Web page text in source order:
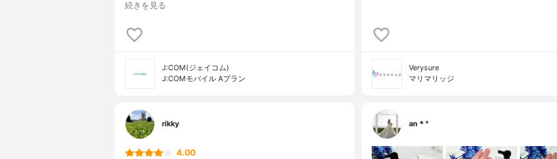
続きを見る
J:COM(ジェイコム)
J:COMモバイル Aプラン
Verysure
マリマリッジ
rikky
4.00
an＊°